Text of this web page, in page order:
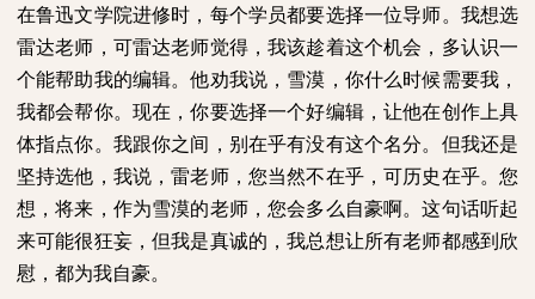
在鲁迅文学院进修时，每个学员都要选择一位导师。我想选
雷达老师，可雷达老师觉得，我该趁着这个机会，多认识一
个能帮助我的编辑。他劝我说，雪漠，你什么时候需要我，
我都会帮你。现在，你要选择一个好编辑，让他在创作上具
体指点你。我跟你之间，别在乎有没有这个名分。但我还是
坚持选他，我说，雷老师，您当然不在乎，可历史在乎。您
想，将来，作为雪漠的老师，您会多么自豪啊。这句话听起
来可能很狂妄，但我是真诚的，我总想让所有老师都感到欣
慰，都为我自豪。